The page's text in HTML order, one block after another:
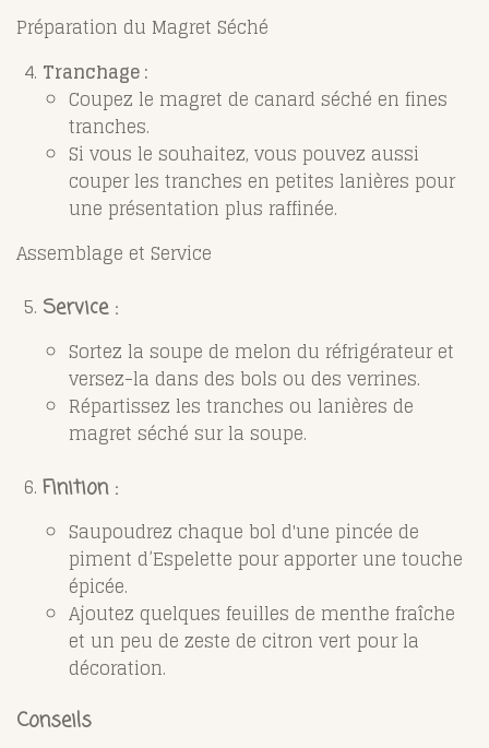
Préparation du Magret Séché
Tranchage :
Coupez le magret de canard séché en fines
tranches.
Si vous le souhaitez, vous pouvez aussi
couper les tranches en petites lanières pour
une présentation plus raffinée.
Assemblage et Service
Service :
Sortez la soupe de melon du réfrigérateur et
versez-la dans des bols ou des verrines.
Répartissez les tranches ou lanières de
magret séché sur la soupe.
Finition :
Saupoudrez chaque bol d'une pincée de
piment d’Espelette pour apporter une touche
épicée.
Ajoutez quelques feuilles de menthe fraîche
et un peu de zeste de citron vert pour la
décoration.
Conseils